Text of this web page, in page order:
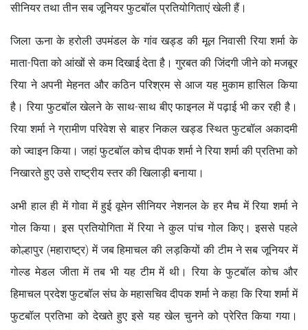
सीनियर तथा तीन सब जूनियर फुटबॉल प्रतियोगिताएं खेली हैं।
जिला ऊना के हरोली उपमंडल के गांव खड्ड की मूल निवासी रिया शर्मा के
माता-पिता को आंखों से कम दिखाई देता है। गुरबत की जिंदगी जीने को मजबूर
रिया ने अपनी मेहनत और कठिन परिश्रम से आज यह मुकाम हासिल किया
है। रिया फुटबॉल खेलने के साथ-साथ बीए फाइनल में पढ़ाई भी कर रही है।
रिया शर्मा ने ग्रामीण परिवेश से बाहर निकल खड्ड स्थित फुटबॉल अकादमी
को ज्वाइन किया। जहां फुटबॉल कोच दीपक शर्मा ने रिया शर्मा की प्रतिभा को
निखारते हुए उसे राष्ट्रीय स्तर की खिलाड़ी बनाया।
अभी हाल ही में गोवा में हुई वूमेन सीनियर नेशनल के हर मैच में रिया शर्मा ने
गोल किया। इस प्रतियोगिता में रिया ने कुल पांच गोल किए। इससे पहले
कोल्हापुर (महाराष्ट्र) में जब हिमाचल की लड़कियों की टीम ने सब जूनियर में
गोल्ड मेडल जीता में तब भी यह टीम में थी। रिया के फुटबॉल कोच और
हिमाचल प्रदेश फुटबॉल संघ के महासचिव दीपक शर्मा ने कहा कि रिया शर्मा में
फुटबॉल प्रतिभा को देखते हुए इसे यह खेल चुनने को प्रेरित किया गया।